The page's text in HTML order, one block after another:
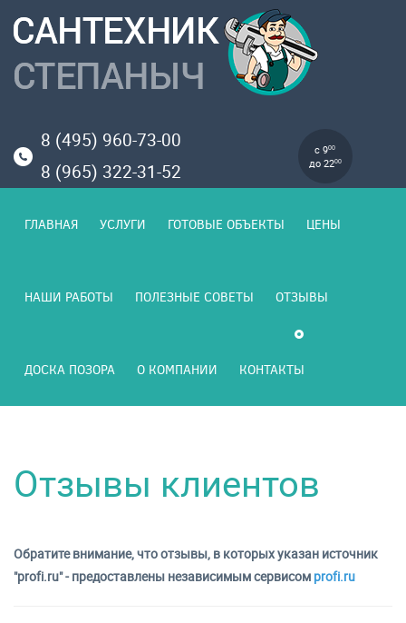
8 (495) 960-73-00
8 (965) 322-31-52
с 900
до 2200
ГЛАВНАЯ УСЛУГИ ГОТОВЫЕ ОБЪЕКТЫ ЦЕНЫ
НАШИ РАБОТЫ ПОЛЕЗНЫЕ СОВЕТЫ ОТЗЫВЫ
ДОСКА ПОЗОРА О КОМПАНИИ КОНТАКТЫ
Отзывы клиентов
Обратите внимание, что отзывы, в которых указан источник
"profi.ru" - предоставлены независимым сервисом profi.ru